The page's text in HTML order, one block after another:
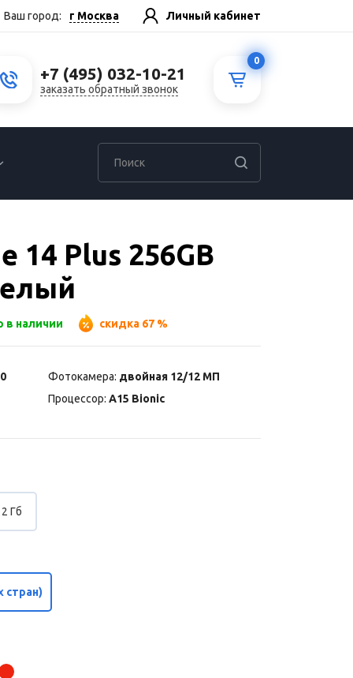
Ваш город: г Москва Личный кабинет
+7 (495) 032-10-21
заказать обратный звонок
0
14 Plus 256GB
в наличии скидка 67 %
Фотокамера: двойная 12/12 МП
Процессор: A15 Bionic
Гб
стран)